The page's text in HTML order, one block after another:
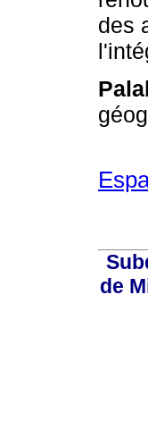
des
de